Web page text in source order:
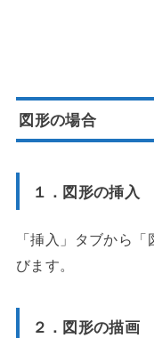
図形の場合
１．図形の挿入
「挿入」タブから
びます。
２．図形の描画